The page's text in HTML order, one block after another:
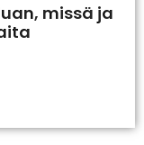
missä ja